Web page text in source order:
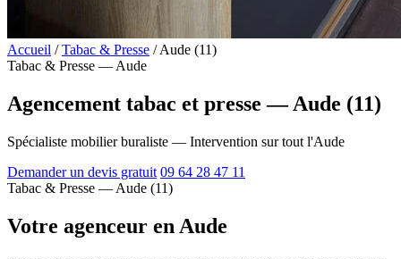
Accueil / Tabac & Presse / Aude (11)
Tabac & Presse — Aude
Agencement tabac et presse — Aude (11)
Spécialiste mobilier buraliste — Intervention sur tout l'Aude
Demander un devis gratuit 09 64 28 47 11
Tabac & Presse — Aude (11)
Votre agenceur en Aude